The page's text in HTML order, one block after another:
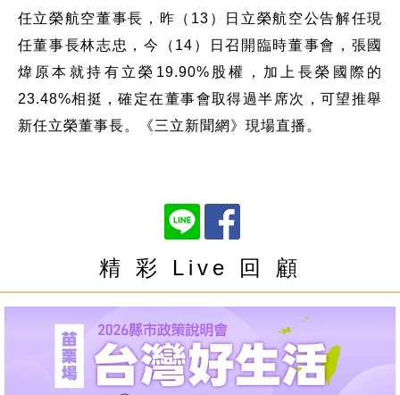
任立榮航空董事長，昨（13）日立榮航空公告解任現
任董事長林志忠，今（14）日召開臨時董事會，張國
煒原本就持有立榮19.90%股權，加上長榮國際的
23.48%相挺，確定在董事會取得過半席次，可望推舉
新任立榮董事長。《三立新聞網》現場直播。
精 彩 Live 回 顧